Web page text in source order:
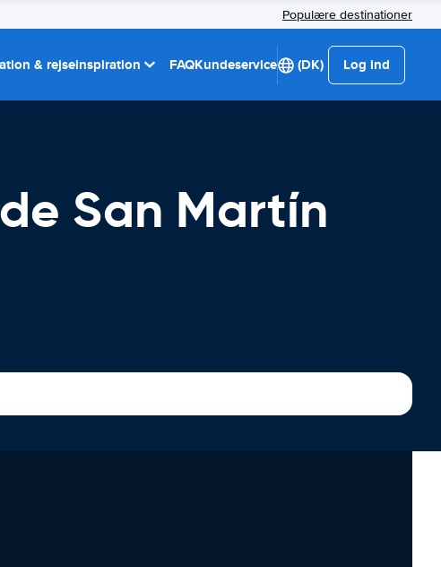
Populære destinationer
& rejseinspiration FAQKundeservice (DK) Log ind
San Martín